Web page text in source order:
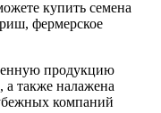
купить семена
фермерское
продукцию
а также налажена
компаний